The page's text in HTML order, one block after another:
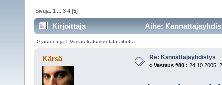
Sivuja: 1 ...3 4 [5]
Kirjoittaja Aihe:
0 jäsentä ja 1 Vieras katselee tätä aihetta.
Kärsä Re: Kannattajayhdistys
« Vastaus #80 : 24.10.2005,